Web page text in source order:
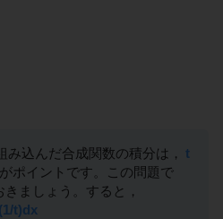
み込んだ合成関数の積分は， t
ポイントです。この問題で
きましょう。すると，
t)dx